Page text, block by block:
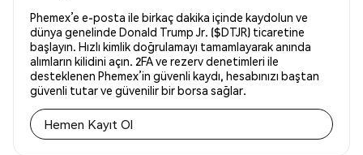
Phemex’e e-posta ile birkaç dakika içinde kaydolun ve
dünya genelinde Donald Trump Jr. ($DTJR) ticaretine
başlayın. Hızlı kimlik doğrulamayı tamamlayarak anında
alımların kilidini açın. 2FA ve rezerv denetimleri ile
desteklenen Phemex’in güvenli kaydı, hesabınızı baştan
güvenli tutar ve güvenilir bir borsa sağlar.
Hemen Kayıt Ol